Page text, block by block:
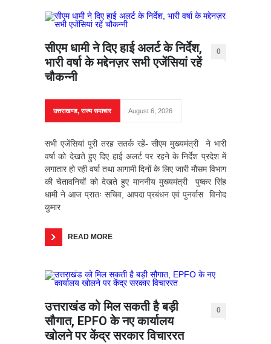
सीएम धामी ने दिए हाई अलर्ट के निर्देश,
भारी वर्षा के मद्देनज़र सभी एजेंसियां रहें
चौकन्नी
0
उत्तराखण्ड,राज्य समाचार August 6, 2026
सभी एजेंसियां पूरी तरह सतर्क रहें- सीएम मुख्यमंत्री ने भारी
वर्षा को देखते हुए दिए हाई अलर्ट पर रहने के निर्देश प्रदेश में
लगातार हो रही वर्षा तथा आगामी दिनों के लिए जारी मौसम विभाग
की चेतावनियों को देखते हुए माननीय मुख्यमंत्री पुष्कर सिंह
धामी ने आज प्रातः सचिव, आपदा प्रबंधन एवं पुनर्वास विनोद
कुमार
READ MORE
उत्तराखंड को मिल सकती है बड़ी
सौगात, EPFO के नए कार्यालय
खोलने पर केंद्र सरकार विचाररत
0